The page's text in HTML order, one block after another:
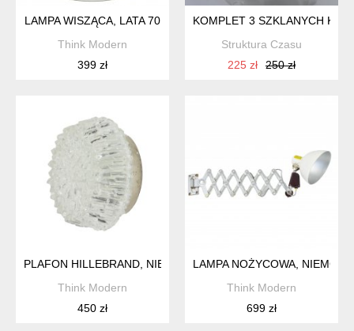
LAMPA WISZĄCA, LATA 70
Think Modern
399 zł
KOMPLET 3 SZKLANYCH
Struktura Czasu
225 zł
250 zł
PLAFON HILLEBRAND, NIEMCY, LATA 70
Think Modern
450 zł
LAMPA NOŻYCOWA, NIEMCY,
Think Modern
699 zł